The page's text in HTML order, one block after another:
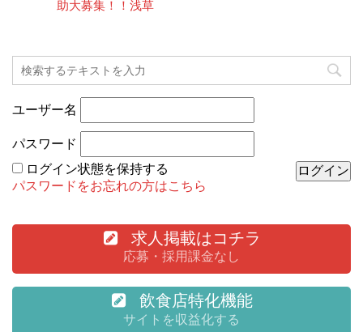
助大募集！！浅草
ユーザー名
パスワード
ログイン状態を保持する
パスワードをお忘れの方はこちら
求人掲載はコチラ
応募・採用課金なし
飲食店特化機能
サイトを収益化する